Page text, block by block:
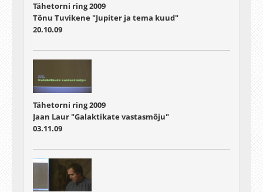
Tähetorni ring 2009
Tõnu Tuvikene "Jupiter ja tema kuud"
20.10.09
Tähetorni ring 2009
Jaan Laur "Galaktikate vastasmõju"
03.11.09